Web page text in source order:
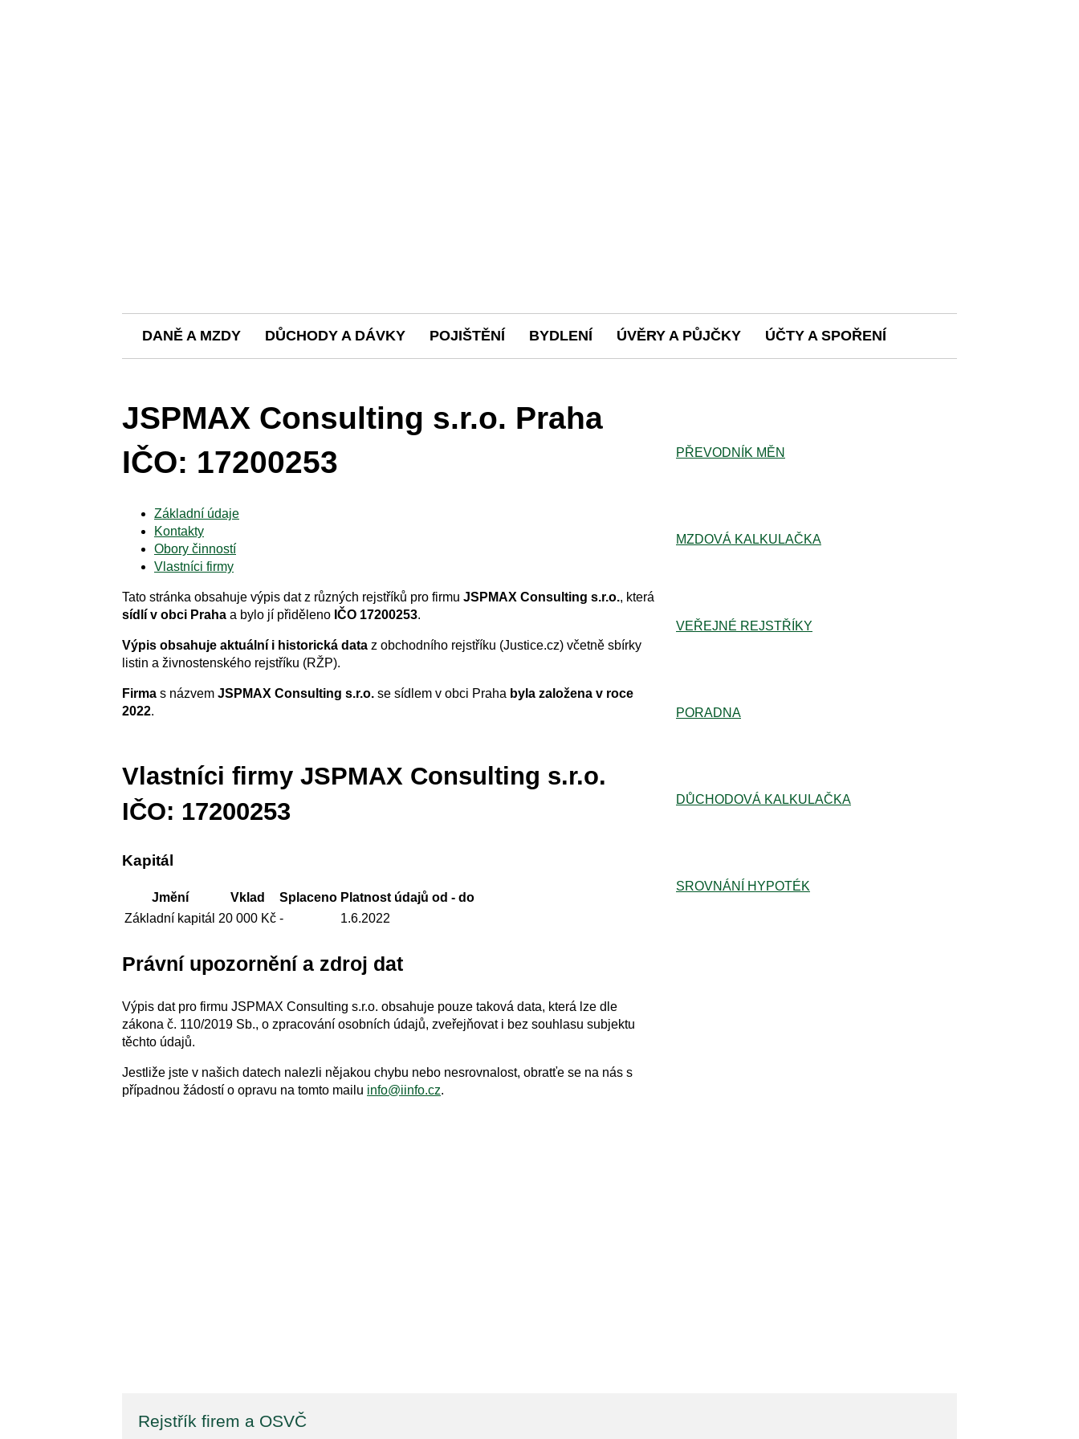
DANĚ A MZDY DŮCHODY A DÁVKY POJIŠTĚNÍ BYDLENÍ ÚVĚRY A PŮJČKY ÚČTY A SPOŘENÍ
JSPMAX Consulting s.r.o. Praha
IČO: 17200253
Základní údaje
Kontakty
Obory činností
Vlastníci firmy
Tato stránka obsahuje výpis dat z různých rejstříků pro firmu JSPMAX Consulting s.r.o., která
sídlí v obci Praha a bylo jí přiděleno IČO 17200253.
Výpis obsahuje aktuální i historická data z obchodního rejstříku (Justice.cz) včetně sbírky
listin a živnostenského rejstříku (RŽP).
Firma s názvem JSPMAX Consulting s.r.o. se sídlem v obci Praha byla založena v roce
2022.
Vlastníci firmy JSPMAX Consulting s.r.o.
IČO: 17200253
Kapitál
Jmění Vklad Splaceno Platnost údajů od - do
Základní kapitál 20 000 Kč - 1.6.2022
Právní upozornění a zdroj dat
Výpis dat pro firmu JSPMAX Consulting s.r.o. obsahuje pouze taková data, která lze dle
zákona č. 110/2019 Sb., o zpracování osobních údajů, zveřejňovat i bez souhlasu subjektu
těchto údajů.
Jestliže jste v našich datech nalezli nějakou chybu nebo nesrovnalost, obratťe se na nás s
případnou žádostí o opravu na tomto mailu info@iinfo.cz.
PŘEVODNÍK MĚN
MZDOVÁ KALKULAČKA
VEŘEJNÉ REJSTŘÍKY
PORADNA
DŮCHODOVÁ KALKULAČKA
SROVNÁNÍ HYPOTÉK
Rejstřík firem a OSVČ